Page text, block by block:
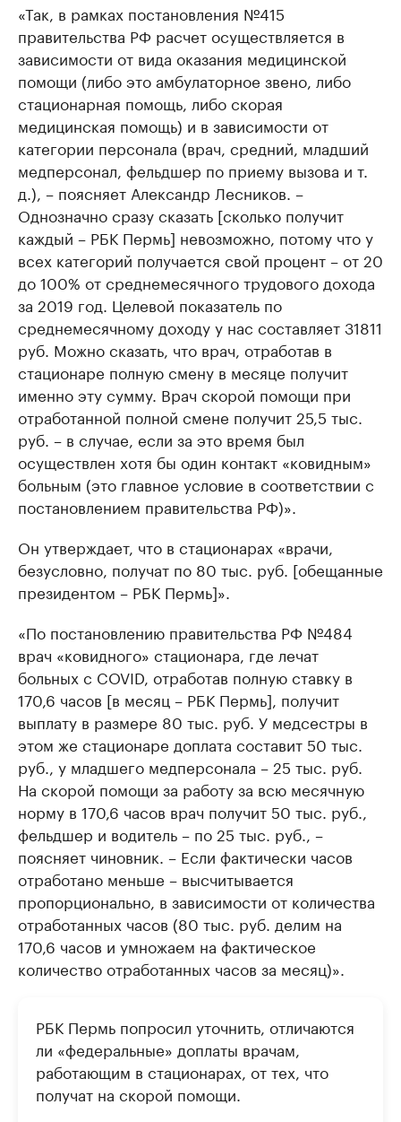
«Так, в рамках постановления №415
правительства РФ расчет осуществляется в
зависимости от вида оказания медицинской
помощи (либо это амбулаторное звено, либо
стационарная помощь, либо скорая
медицинская помощь) и в зависимости от
категории персонала (врач, средний, младший
медперсонал, фельдшер по приему вызова и т.
д.), – поясняет Александр Лесников. –
Однозначно сразу сказать [сколько получит
каждый – РБК Пермь] невозможно, потому что у
всех категорий получается свой процент – от 20
до 100% от среднемесячного трудового дохода
за 2019 год. Целевой показатель по
среднемесячному доходу у нас составляет 31811
руб. Можно сказать, что врач, отработав в
стационаре полную смену в месяце получит
именно эту сумму. Врач скорой помощи при
отработанной полной смене получит 25,5 тыс.
руб. – в случае, если за это время был
осуществлен хотя бы один контакт «ковидным»
больным (это главное условие в соответствии с
постановлением правительства РФ)».
Он утверждает, что в стационарах «врачи,
безусловно, получат по 80 тыс. руб. [обещанные
президентом – РБК Пермь]».
«По постановлению правительства РФ №484
врач «ковидного» стационара, где лечат
больных с COVID, отработав полную ставку в
170,6 часов [в месяц – РБК Пермь], получит
выплату в размере 80 тыс. руб. У медсестры в
этом же стационаре доплата составит 50 тыс.
руб., у младшего медперсонала – 25 тыс. руб.
На скорой помощи за работу за всю месячную
норму в 170,6 часов врач получит 50 тыс. руб.,
фельдшер и водитель – по 25 тыс. руб., –
поясняет чиновник. – Если фактически часов
отработано меньше – высчитывается
пропорционально, в зависимости от количества
отработанных часов (80 тыс. руб. делим на
170,6 часов и умножаем на фактическое
количество отработанных часов за месяц)».
РБК Пермь попросил уточнить, отличаются
ли «федеральные» доплаты врачам,
работающим в стационарах, от тех, что
получат на скорой помощи.